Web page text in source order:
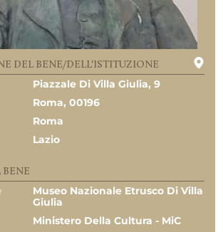
DEL BENE/DELL'ISTITUZIONE
Piazzale Di Villa Giulia, 9
Roma, 00196
Roma
Lazio
BENE
Museo Nazionale Etrusco Di Villa
Giulia
Ministero Della Cultura - MiC